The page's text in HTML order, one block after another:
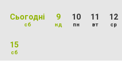
Сьогодні
сб
9
нд
10
пн
11
вт
12
ср
15
сб